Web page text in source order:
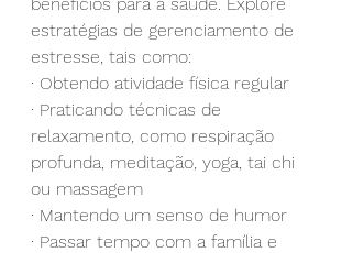
estratégias de gerenciamento de
estresse, tais como:
· Obtendo atividade física regular
· Praticando técnicas de
relaxamento, como respiração
profunda, meditação, yoga, tai chi
ou massagem
· Mantendo um senso de humor
· Passar tempo com a família e